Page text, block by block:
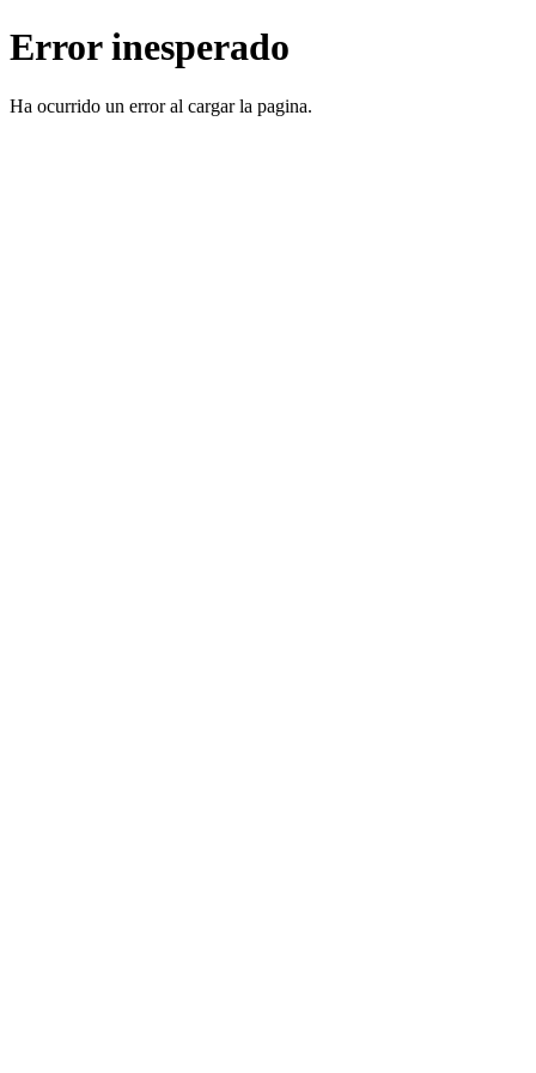
Error inesperado
Ha ocurrido un error al cargar la pagina.